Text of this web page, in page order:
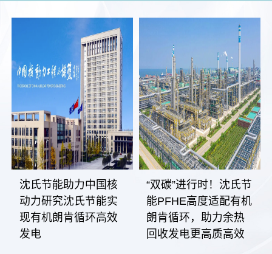
沈氏节能助力中国核
动力研究沈氏节能实
现有机朗肯循环高效
发电
“双碳”进行时！沈氏节
能PFHE高度适配有机
朗肯循环，助力余热
回收发电更高质高效